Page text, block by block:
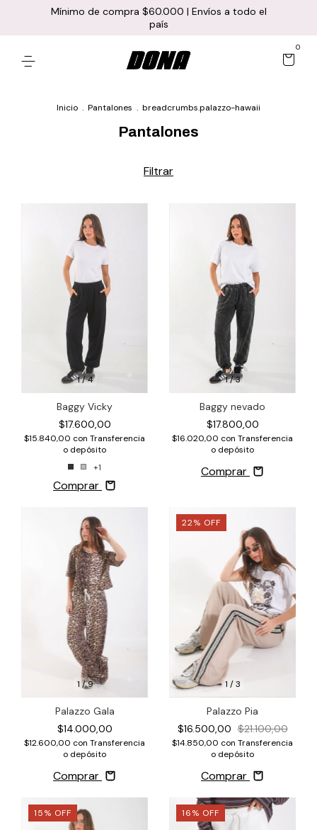
Mínimo de compra $60.000 | Envíos a todo el
país
0
Inicio . Pantalones . breadcrumbs.palazzo-hawaii
Pantalones
Filtrar
1/4
Baggy Vicky
$17.600,00
$15.840,00 con Transferencia
o depósito
+1
Comprar
1/3
Baggy nevado
$17.800,00
$16.020,00 con Transferencia
o depósito
Comprar
1/9
Palazzo Gala
$14.000,00
$12.600,00 con Transferencia
o depósito
Comprar
1 /3
22% OFF
Palazzo Pia
$16.500,00 $21.100,00
$14.850,00 con Transferencia
o depósito
Comprar
15% OFF 16% OFF